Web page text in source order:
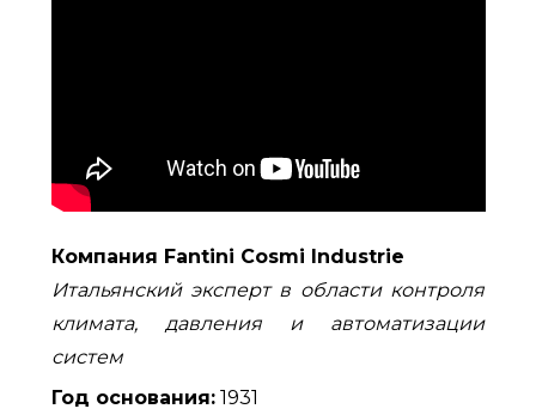
Компания Fantini Cosmi Industrie
Итальянский эксперт в области контроля
климата, давления и автоматизации
систем
Год основания:1931